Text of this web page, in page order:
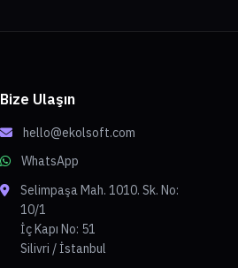
Bize Ulaşın
hello@ekolsoft.com
WhatsApp
Selimpaşa Mah. 1010. Sk. No:
10/1
İç Kapı No: 51
Silivri / İstanbul